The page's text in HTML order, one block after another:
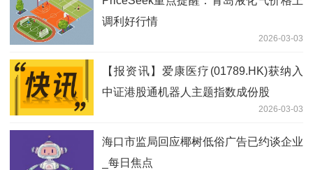
调利好行情
2026-03-03
【报资讯】爱康医疗(01789.HK)获纳入
中证港股通机器人主题指数成份股
2026-03-03
海口市监局回应椰树低俗广告已约谈企业
_每日焦点